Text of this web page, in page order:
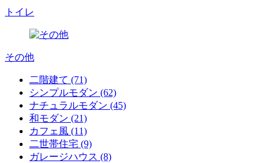
トイレ
その他
二階建て (71)
シンプルモダン (62)
ナチュラルモダン (45)
和モダン (21)
カフェ風 (11)
二世帯住宅 (9)
ガレージハウス (8)